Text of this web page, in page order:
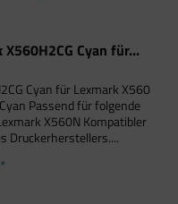
Cyan für...
Cyan für Lexmark X560
Passend für folgende
X560N Kompatibler
Druckerherstellers....